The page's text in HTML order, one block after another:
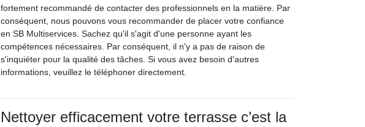
fortement recommandé de contacter des professionnels en la matière. Par
conséquent, nous pouvons vous recommander de placer votre confiance
en SB Multiservices. Sachez qu'il s'agit d'une personne ayant les
compétences nécessaires. Par conséquent, il n'y a pas de raison de
s'inquiéter pour la qualité des tâches. Si vous avez besoin d'autres
informations, veuillez le téléphoner directement.
Nettoyer efficacement votre terrasse c’est la